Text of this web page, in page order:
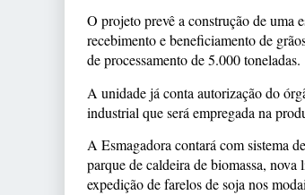
O projeto prevê a construção de uma
recebimento e beneficiamento de
de processamento de 5.000 toneladas.
A unidade já conta autorização do
industrial que será empregada na
A Esmagadora contará com sistema
parque de caldeira de biomassa, nova
expedição de farelos de soja nos